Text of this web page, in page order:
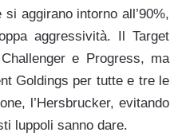
aggirano intorno all’90%,
aggressività. Il Target
e Progress, ma
Goldings per tutte e tre le
l’Hersbrucker, evitando
luppoli sanno dare.